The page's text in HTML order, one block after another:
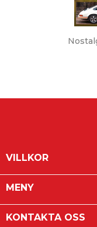
VILLKOR
MENY
KONTAKTA OSS